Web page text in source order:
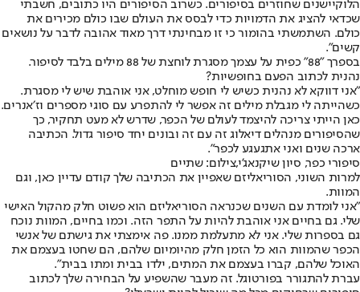
הלוקיישנים שחוזרים בסיפורים. כשרוב הסיפורים היו כתובים, חשבתי
שכדאי להציג את הדמויות כדי לבסס את העולם שבו כולם מכירים את
כולם. השתמשתי בהומור כי זו מבחינתי דרך מאוד אהובה לדבר על נושאים
קשים".
בספרך ״88״ כפית על עצמך מסגרת לוחצת של 88 מילים בלבד לסיפור.
נהנית לכתוב הפעם בחופשיות?
״אני דווקא לא נהנית כשיש לי חופש מוחלט, אני אוהבת שיש לי מסגרת.
כשהייתה לי מגבלת מילים זה אפשר לי להתפרע עם סוגי מספרים וז׳אנרים.
כאן הייתי צריכה להיצמד לעולם של הכפר, שדרש לא מעט תחקיר, כך
שהסיפורים מנהלים דיאלוג זה עם זה ובונים יחד סיפור גדול. הכתיבה
ארכה שנים ואני אתגעגע לכפר".
סיפורי כפר, סיון שיקנאג'י,צילום: שתיים
למרות השוני, הסוריאליזם שאפיין את הכתיבה שלך קודם עדיין כאן, וגם
המוות.
״אני לומדת עם השנים שכנראה הסוריאליזם הוא פשוט חלק מהקול האישי
שלי. גם בחיים אני אוהבת להיות על התפר הזה. וכמו בחיים, המוות נוכח
גם בספרות שלי. אני לא מתעלמת ממנו. פה אימצתי את גישתם של אנשי
הכפר שהמוות הוא כל הזמן חלק מהיומיום שלהם, הם שחטו בעצמם את
האוכל שלהם, קברו בעצמם את המתים, ילדו בבית ומתו בבית".
עברת להתגורר בפורטוגל. זה מעבר שהשפיע על הבחירה שלך לכתוב